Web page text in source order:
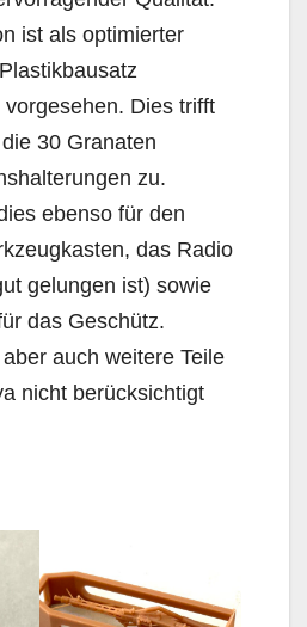
ist als optimierter
Dies trifft
30 Granaten
zu.
ebenso für den
das Radio
gelungen ist) sowie
das Geschütz.
auch weitere Teile
nicht berücksichtigt